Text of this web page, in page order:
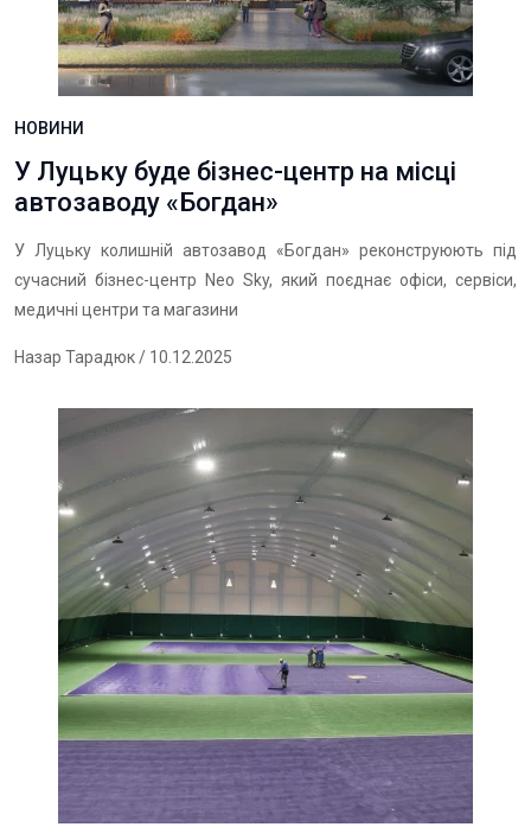
НОВИНИ
У Луцьку буде бізнес-центр на місці
автозаводу «Богдан»
У Луцьку колишній автозавод «Богдан» реконструюють під
сучасний бізнес-центр Neo Sky, який поєднає офіси, сервіси,
медичні центри та магазини
Назар Тарадюк/ 10.12.2025